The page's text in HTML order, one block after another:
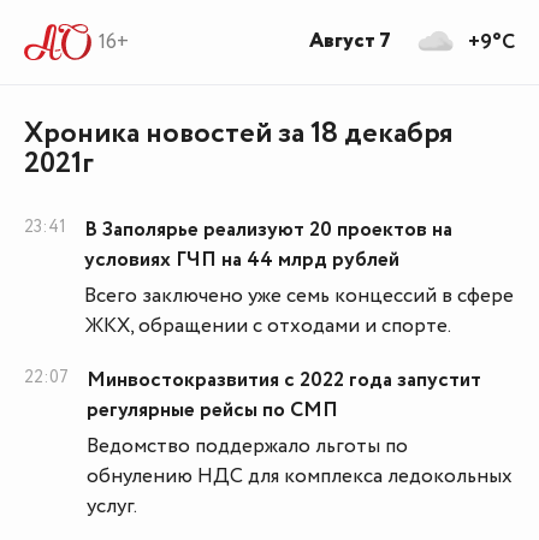
16+
Хроника новостей за 18 декабря
2021г
23:41
В Заполярье реализуют 20 проектов на
условиях ГЧП на 44 млрд рублей
Всего заключено уже семь концессий в сфере
ЖКХ, обращении с отходами и спорте.
22:07
Минвостокразвития с 2022 года запустит
регулярные рейсы по СМП
Ведомство поддержало льготы по
обнулению НДС для комплекса ледокольных
услуг.
+9°C
Август 7